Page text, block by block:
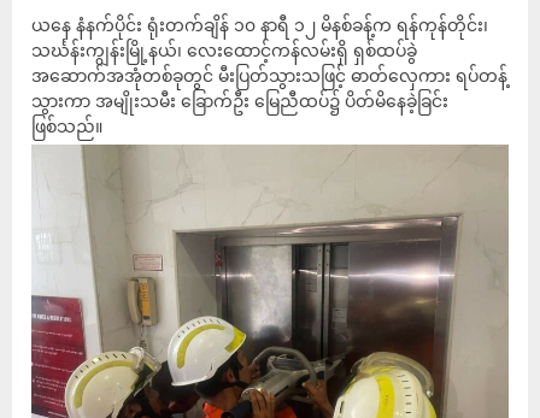
ယနေ နံနက်ပိုင်း ရုံးတက်ချိန် ၁၀ နာရီ ၁၂ မိနစ်ခန့်က ရန်ကုန်တိုင်း၊
သင်္ဃန်းကျွန်းမြို့နယ်၊ လေးထောင့်ကန်လမ်းရှိ ရှစ်ထပ်ခွဲ
အဆောက်အအုံတစ်ခုတွင် မီးပြတ်သွားသဖြင့် ဓာတ်လှေကား ရပ်တန့်
သွားကာ အမျိုးသမီး ခြောက်ဦး မြေညီထပ်၌ ပိတ်မိနေခဲ့ခြင်း
ဖြစ်သည်။